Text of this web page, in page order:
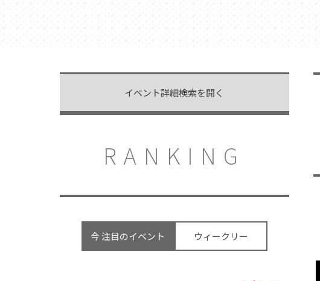
イベント詳細検索を開く
RANKING
今 注目のイベント ウィークリー